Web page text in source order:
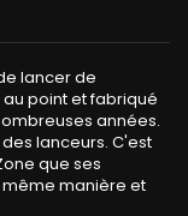
lancer de
point et fabriqué
années.
lanceurs. C'est
que ses
manière et